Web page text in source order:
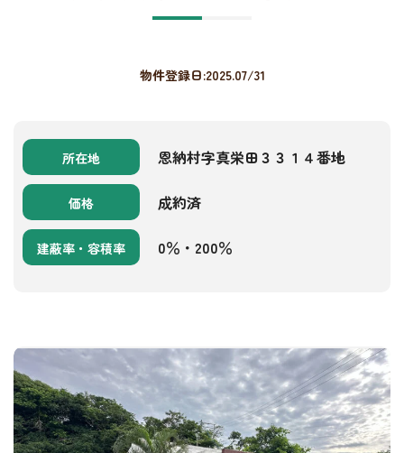
物件登録日:2025.07/31
所在地 恩納村字真栄田３３１４番地
価格 成約済
建蔽率・容積率 0％・200％